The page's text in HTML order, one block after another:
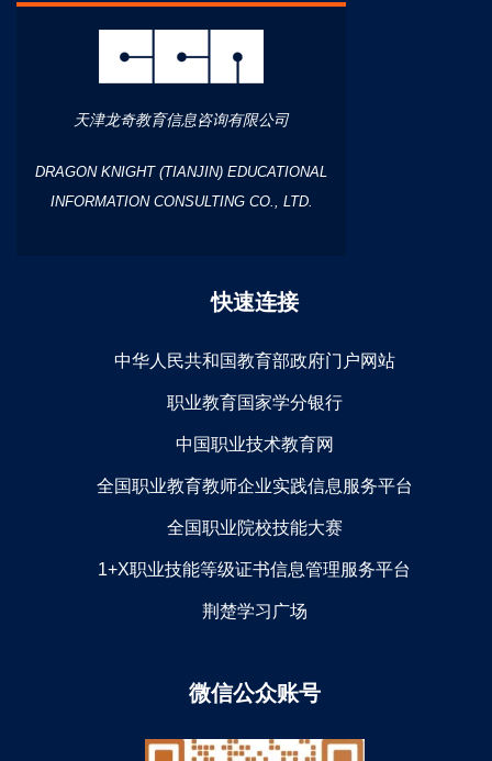
天津龙奇教育信息咨询有限公司
DRAGON KNIGHT (TIANJIN) EDUCATIONAL
INFORMATION CONSULTING CO., LTD.
快速连接
中华人民共和国教育部政府门户网站
职业教育国家学分银行
中国职业技术教育网
全国职业教育教师企业实践信息服务平台
全国职业院校技能大赛
1+X职业技能等级证书信息管理服务平台
荆楚学习广场
微信公众账号